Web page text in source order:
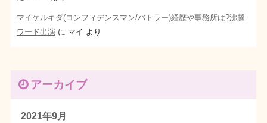
マイケルキダ(コンフィデンスマン/バトラー)経歴や事務所は?沸騰
ワード出演に マイ より
アーカイブ
2021年9月